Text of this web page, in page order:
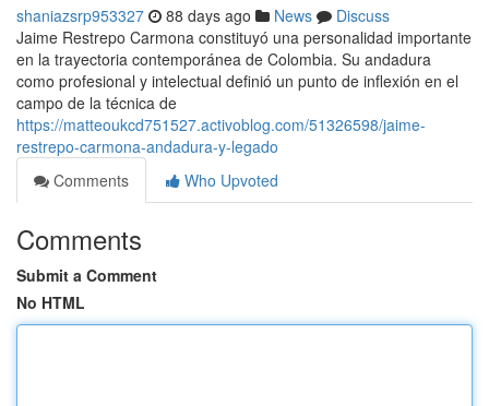
shaniazsrp953327 88 days ago News
Discuss
Jaime Restrepo Carmona constituyó una personalidad importante
en la trayectoria contemporánea de Colombia. Su andadura
como profesional y intelectual definió un punto de inflexión en el
campo de la técnica de
https://matteoukcd751527.activoblog.com/51326598/jaime-
restrepo-carmona-andadura-y-legado
Comments
Who Upvoted
Comments
Submit a Comment
No HTML